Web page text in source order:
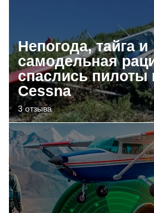
Непогода, тайга и
самодельная
спаслись пилоты
Cessna
3 отзыва